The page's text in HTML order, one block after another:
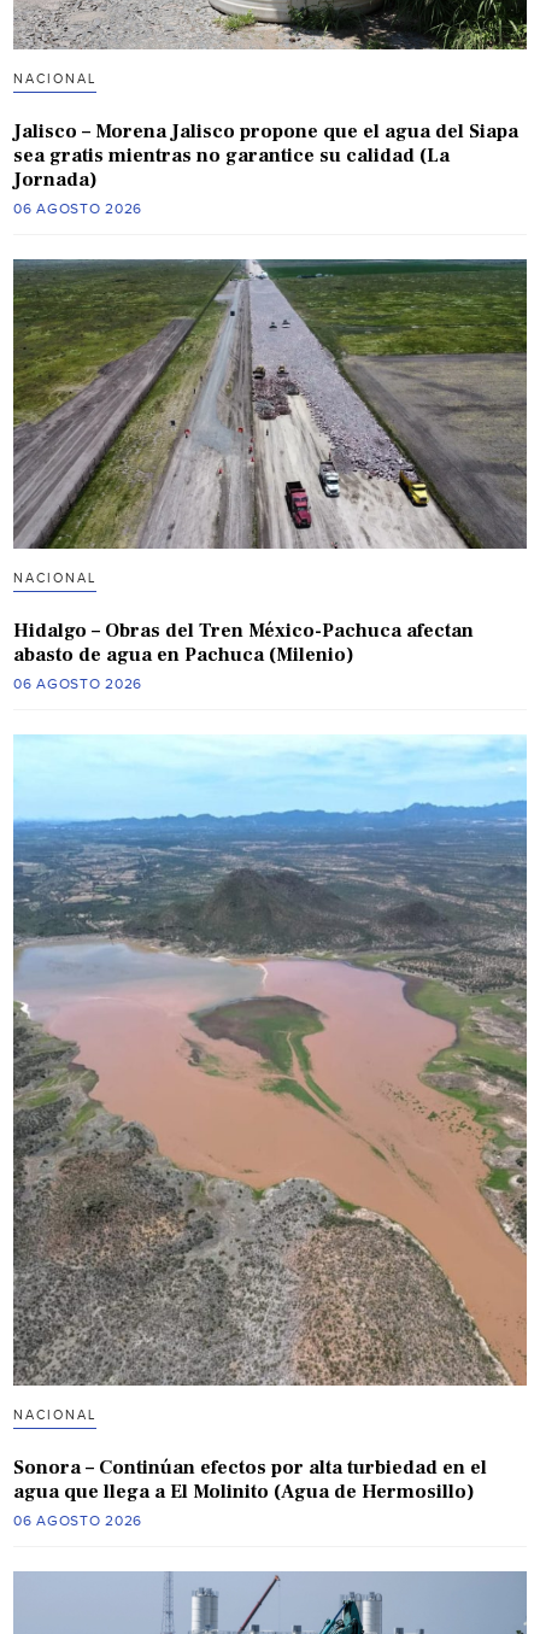
NACIONAL
Jalisco – Morena Jalisco propone que el agua del Siapa
sea gratis mientras no garantice su calidad (La
Jornada)
06 AGOSTO 2026
NACIONAL
Hidalgo – Obras del Tren México-Pachuca afectan
abasto de agua en Pachuca (Milenio)
06 AGOSTO 2026
NACIONAL
Sonora – Continúan efectos por alta turbiedad en el
agua que llega a El Molinito (Agua de Hermosillo)
06 AGOSTO 2026